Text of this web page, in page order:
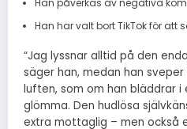
Han påverkas av negativa
Han har valt bort TikTok för att
“Jag lyssnar alltid på den
säger han, medan han
luften, som om han bläddrar i
glömma. Den hudlösa
extra mottaglig – men också